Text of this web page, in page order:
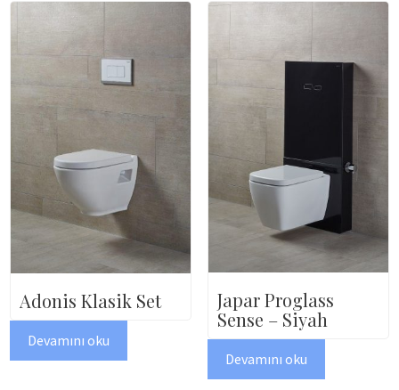
Adonis Klasik Set
Devamını oku
Japar Proglass
Sense – Siyah
Devamını oku